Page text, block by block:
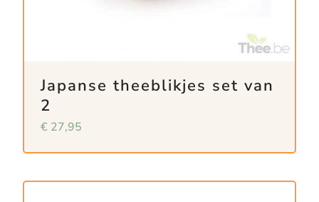
Japanse theeblikjes set van
2
€ 27,95